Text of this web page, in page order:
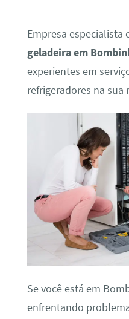
Empresa especialista
geladeira em
experientes em
refrigeradores na sua
Se você está em
enfrentando